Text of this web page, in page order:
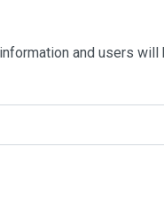
and users will